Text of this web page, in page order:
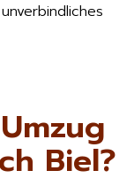
Biel?